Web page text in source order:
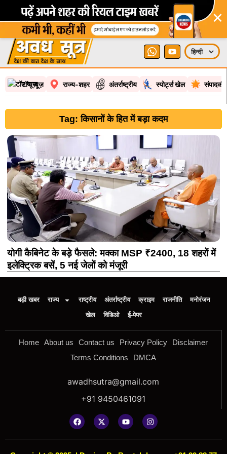
×
टॉप न्यूज़ राज्य-शहर अंतर्राष्ट्रीय स्पोर्ट्स खेल
Tag: किसानों के हित में बड़ा कदम
योगी कैबिनेट के बड़े फैसले: मक्का MSP ₹2400, 18 शहरों में
इलेक्ट्रिक बसें, 5 नई जेलों को मंजूरी
बड़ी खबर राज्य राष्ट्रीय अंतर्राष्ट्रीय क्राइम राजनीति
मनोरंजन
खेल
विडिओ ई-पेपर
Home About us Contact us Privacy Policy
Disclaimer
Terms Conditions
DMCA
awadhsutra@gmail.com
+91 9450461091